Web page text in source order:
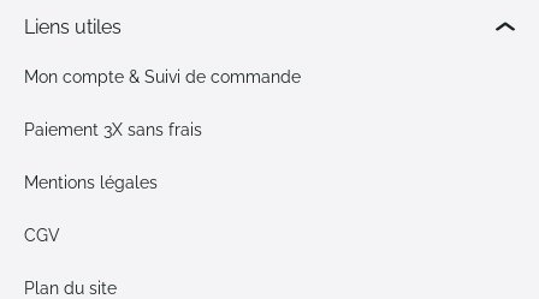
Liens utiles
Mon compte & Suivi de commande
Paiement 3X sans frais
Mentions légales
CGV
Plan du site